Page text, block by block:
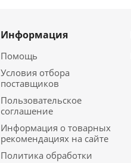
Информация
Помощь
Условия отбора
поставщиков
Пользовательское
соглашение
Информация о товарных
рекомендациях на сайте
Политика обработки